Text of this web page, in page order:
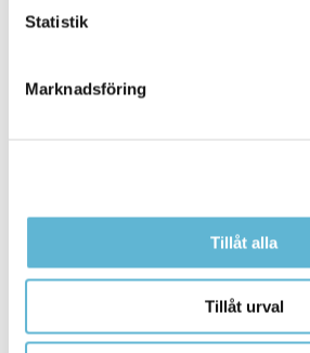
Statistik
Marknadsföring
Tillåt alla
Tillåt urval
Besöksadress
Box 18, 295 21 Bromölla
Fax: 0456-82 22 00